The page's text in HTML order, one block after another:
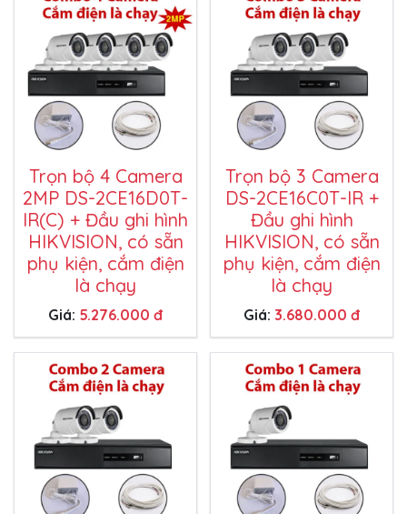
Trọn bộ 4 Camera
2MP DS-2CE16D0T-
IR(C) + Đầu ghi hình
HIKVISION, có sẵn
phụ kiện, cắm điện
là chạy
Giá: 5.276.000 đ
Trọn bộ 3 Camera
DS-2CE16C0T-IR +
Đầu ghi hình
HIKVISION, có sẵn
phụ kiện, cắm điện
là chạy
Giá: 3.680.000 đ